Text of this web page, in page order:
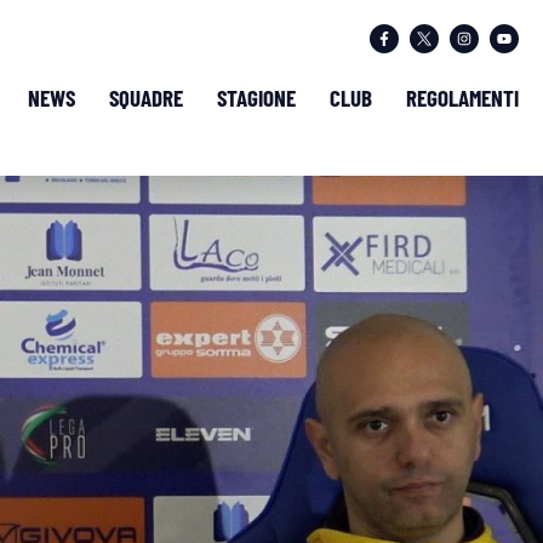
NEWS SQUADRE STAGIONE CLUB REGOLAMENTI